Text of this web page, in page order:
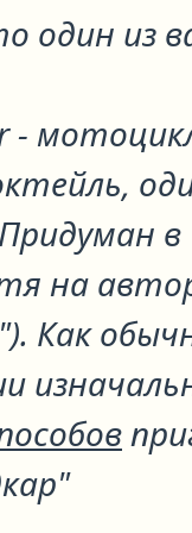
один из
-
в
на
Как